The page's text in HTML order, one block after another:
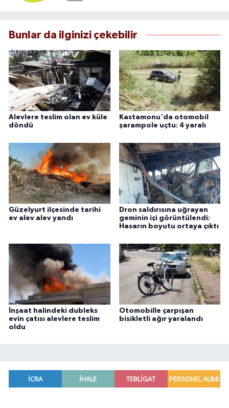
Bunlar da ilginizi çekebilir
Alevlere teslim olan ev küle
döndü
Kastamonu'da otomobil
şarampole uçtu: 4 yaralı
Güzelyurt ilçesinde tarihi
ev alev alev yandı
Dron saldırısına uğrayan
geminin içi görüntülendi:
Hasarın boyutu ortaya çıktı
İnşaat halindeki dubleks
evin çatısı alevlere teslim
oldu
Otomobille çarpışan
bisikletli ağır yaralandı